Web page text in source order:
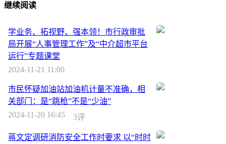
继续阅读
学业务、拓视野、强本领！市行政审批
局开展“人事管理工作”及“中介超市平台
运行”专题课堂
2024-11-21 11:00
市民怀疑加油站加油机计量不准确，相
关部门：是“跳枪”不是“少油”
2024-11-20 16:45
3评
蒋文定调研消防安全工作时要求 以“时时